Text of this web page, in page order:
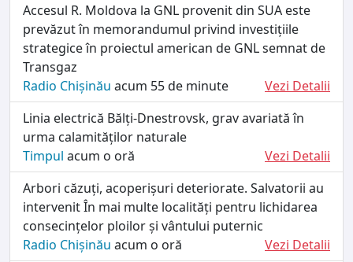
Accesul R. Moldova la GNL provenit din SUA este
prevăzut în memorandumul privind investițiile
strategice în proiectul american de GNL semnat de
Transgaz
Radio Chișinău acum 55 de minute
Vezi Detalii
Linia electrică Bălți-Dnestrovsk, grav avariată în
urma calamităților naturale
Timpul acum o oră
Vezi Detalii
Arbori căzuți, acoperișuri deteriorate. Salvatorii au
intervenit În mai multe localități pentru lichidarea
consecințelor ploilor și vântului puternic
Radio Chișinău acum o oră
Vezi Detalii